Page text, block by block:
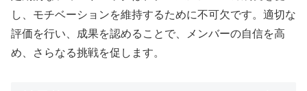
し、モチベーションを維持するために不可欠です。適切な
評価を行い、成果を認めることで、メンバーの自信を高
め、さらなる挑戦を促します。